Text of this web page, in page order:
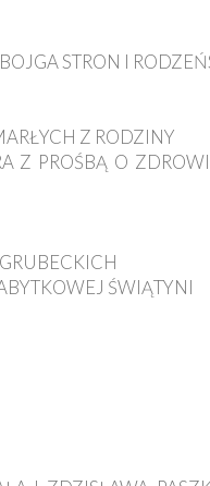
STRON I
Z RODZINY
Z PROŚBĄ O
ŚWIĄTYNI